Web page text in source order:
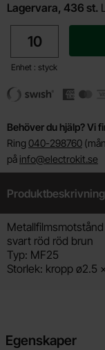
Lagervara, 436 st.
Enhet : styck
Behöver du hjälp? Vi
Ring 040-298760
på info@electrokit.se
Produktbeskrivning
svart röd röd brun
Typ: MF25
Storlek: kropp ø2.5
Egenskaper